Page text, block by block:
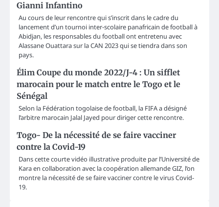
Gianni Infantino
Au cours de leur rencontre qui s’inscrit dans le cadre du
lancement d’un tournoi inter-scolaire panafricain de football à
Abidjan, les responsables du football ont entretenu avec
Alassane Ouattara sur la CAN 2023 qui se tiendra dans son
pays.
Élim Coupe du monde 2022/J-4 : Un sifflet
marocain pour le match entre le Togo et le
Sénégal
Selon la Fédération togolaise de football, la FIFA a désigné
l’arbitre marocain Jalal Jayed pour diriger cette rencontre.
Togo- De la nécessité de se faire vacciner
contre la Covid-19
Dans cette courte vidéo illustrative produite par l’Université de
Kara en collaboration avec la coopération allemande GIZ, l’on
montre la nécessité de se faire vacciner contre le virus Covid-
19.